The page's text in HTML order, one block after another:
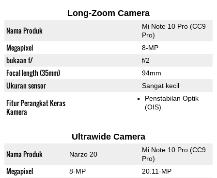
Long-Zoom Camera
Nama Produk
Mi Note 10 Pro (CC9
Pro)
Megapixel 8-MP
bukaan f/ f/2
Focal length (35mm) 94mm
Ukuran sensor Sangat kecil
Fitur Perangkat Keras
Kamera
Penstabilan Optik
(OIS)
Ultrawide Camera
Nama Produk Narzo 20
Mi Note 10 Pro (CC9
Pro)
Megapixel 8-MP 20.11-MP